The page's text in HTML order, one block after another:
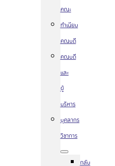
คณะ
ทำเนียบ
คณบดี
คณบดี
และ
ผู้
บริหาร
บุคลากร
วิชาการ
กลับ